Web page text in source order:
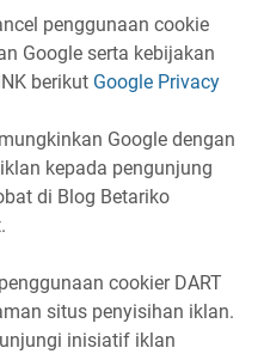
penggunaan cookie
Google serta kebijakan
berikut Google Privacy
Google dengan
kepada pengunjung
di Blog Betariko
cookier DART
situs penyisihan iklan.
inisiatif iklan